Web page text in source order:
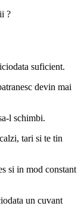
?
suficient.
devin mai
l schimbi.
tari si te tin
si in mod constant
un cuvant